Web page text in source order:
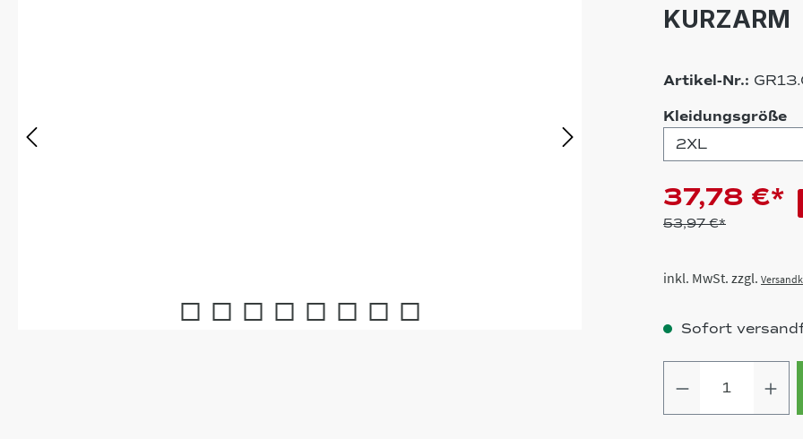
KURZARM
Artikel-Nr.:
Kleidungsgröße
37,78 €*
53,97 €*
inkl. MwSt. zzgl.
Sofort
Produkt